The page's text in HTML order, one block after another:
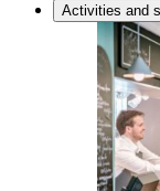
Activities and